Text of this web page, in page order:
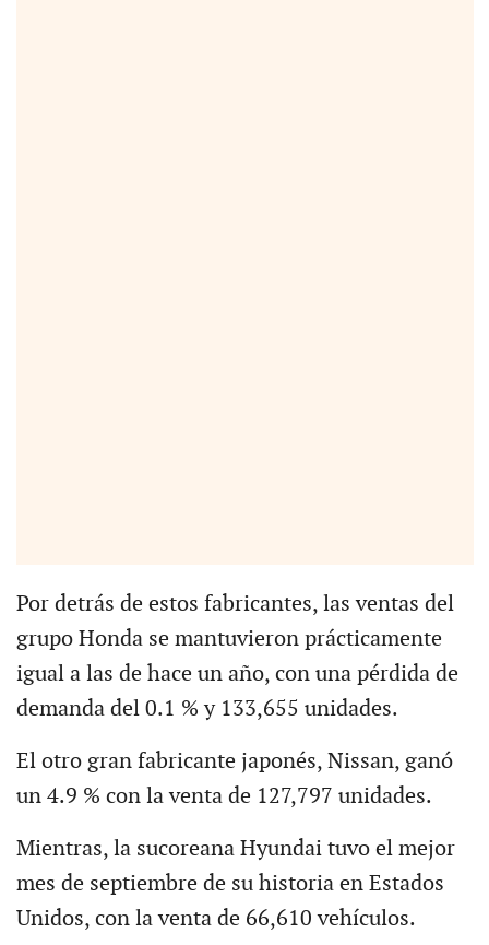
Por detrás de estos fabricantes, las ventas del
grupo Honda se mantuvieron prácticamente
igual a las de hace un año, con una pérdida de
demanda del 0.1 % y 133,655 unidades.
El otro gran fabricante japonés, Nissan, ganó
un 4.9 % con la venta de 127,797 unidades.
Mientras, la sucoreana Hyundai tuvo el mejor
mes de septiembre de su historia en Estados
Unidos, con la venta de 66,610 vehículos.